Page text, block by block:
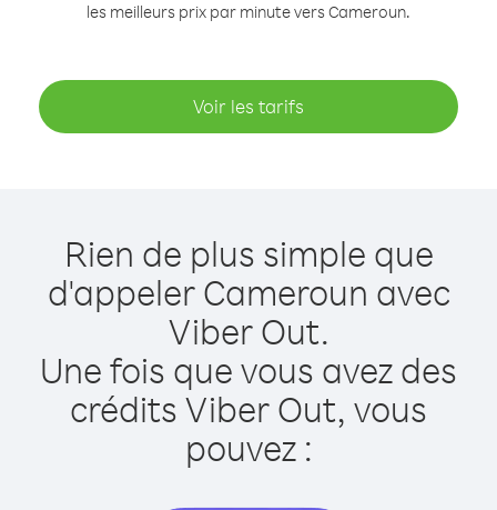
les meilleurs prix par minute vers Cameroun.
Voir les tarifs
Rien de plus simple que
d'appeler Cameroun avec
Viber Out.
Une fois que vous avez des
crédits Viber Out, vous
pouvez :